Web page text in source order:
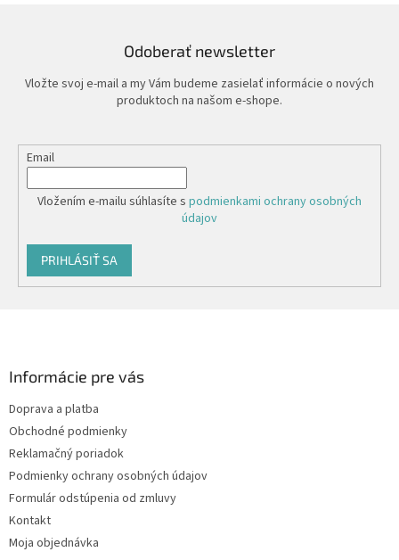
Odoberať newsletter
Vložte svoj e-mail a my Vám budeme zasielať informácie o nových
produktoch na našom e-shope.
Email
Vložením e-mailu súhlasíte s podmienkami ochrany osobných
údajov
PRIHLÁSIŤ SA
Informácie pre vás
Doprava a platba
Obchodné podmienky
Reklamačný poriadok
Podmienky ochrany osobných údajov
Formulár odstúpenia od zmluvy
Kontakt
Moja objednávka